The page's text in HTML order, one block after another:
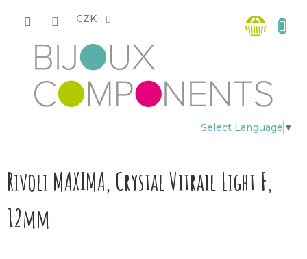
CZK
Select Language ▼
košík
Rivoli MAXIMA, Crystal Vitrail Light F,
12mm